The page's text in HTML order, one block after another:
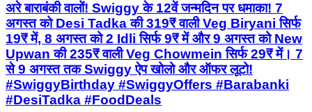
अरे बाराबंकी वालों! Swiggy के 12वें जन्मदिन पर धमाका! 7
अगस्त को Desi Tadka की 319₹ वाली Veg Biryani सिर्फ
19₹ में, 8 अगस्त को 2 Idli सिर्फ 9₹ में और 9 अगस्त को New
Upwan की 235₹ वाली Veg Chowmein सिर्फ 29₹ में। 7
से 9 अगस्त तक Swiggy ऐप खोलो और ऑफर लूटो!
#SwiggyBirthday #SwiggyOffers #Barabanki
#DesiTadka #FoodDeals